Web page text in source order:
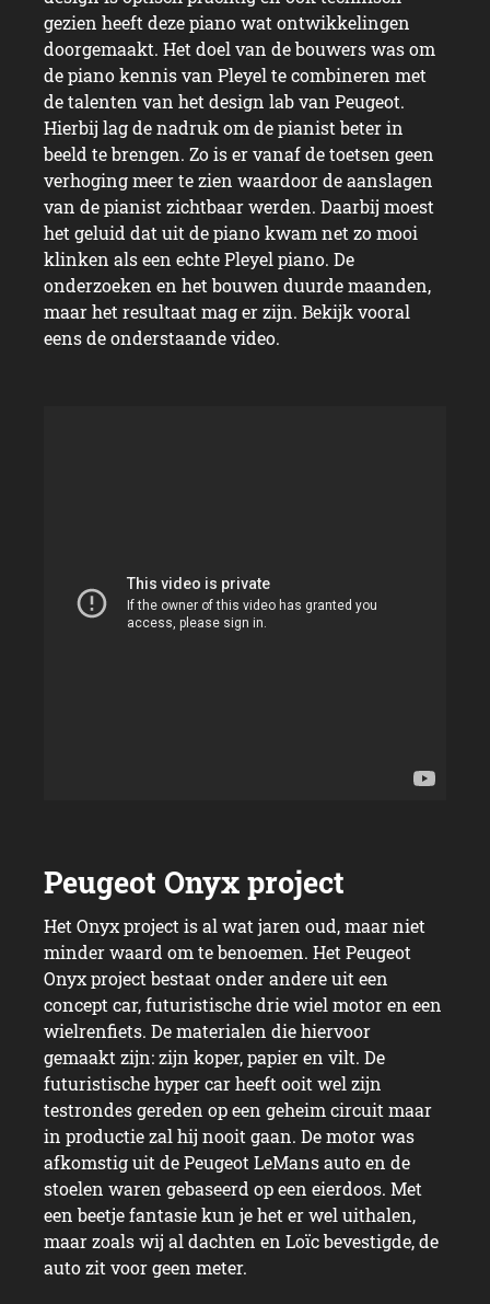
Het creatieve design
Peugeot
gezien heeft deze piano wat ontwikkelingen
doorgemaakt. Het doel van de bouwers was om
de piano kennis van Pleyel te combineren met
de talenten van het design lab van Peugeot.
Hierbij lag de nadruk om de pianist beter in
beeld te brengen. Zo is er vanaf de toetsen geen
verhoging meer te zien waardoor de aanslagen
van de pianist zichtbaar werden. Daarbij moest
het geluid dat uit de piano kwam net zo mooi
klinken als een echte Pleyel piano. De
onderzoeken en het bouwen duurde maanden,
maar het resultaat mag er zijn. Bekijk vooral
eens de onderstaande video.
Het Onyx project is al wat jaren oud, maar niet
minder waard om te benoemen. Het Peugeot
Onyx project bestaat onder andere uit een
concept car, futuristische drie wiel motor en een
wielrenfiets. De materialen die hiervoor
gemaakt zijn: zijn koper, papier en vilt. De
futuristische hyper car heeft ooit wel zijn
testrondes gereden op een geheim circuit maar
in productie zal hij nooit gaan. De motor was
afkomstig uit de Peugeot LeMans auto en de
stoelen waren gebaseerd op een eierdoos. Met
een beetje fantasie kun je het er wel uithalen,
maar zoals wij al dachten en Loïc bevestigde, de
auto zit voor geen meter.